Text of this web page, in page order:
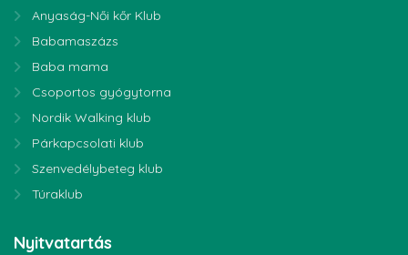
Anyaság-Női kőr Klub
Babamaszázs
Baba mama
Csoportos gyógytorna
Nordik Walking klub
Párkapcsolati klub
Szenvedélybeteg klub
Túraklub
Nyitvatartás